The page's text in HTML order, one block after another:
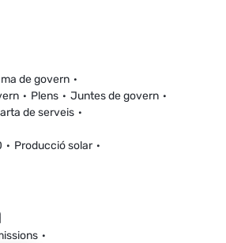
de govern
Plens
Juntes de govern
de serveis
Producció solar